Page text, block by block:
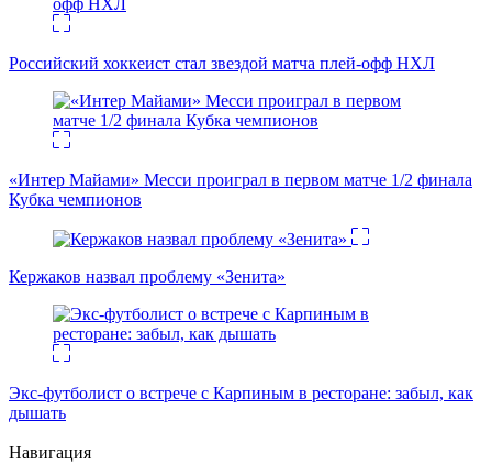
Российский хоккеист стал звездой матча плей-офф НХЛ
«Интер Майами» Месси проиграл в первом матче 1/2 финала
Кубка чемпионов
Кержаков назвал проблему «Зенита»
Экс-футболист о встрече с Карпиным в ресторане: забыл, как
дышать
Навигация